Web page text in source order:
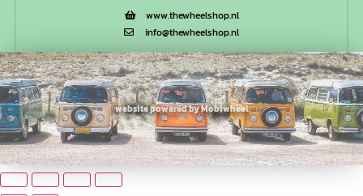
www.thewheelshop.nl
info@thewheelshop.nl
website powered by Mobiwheel